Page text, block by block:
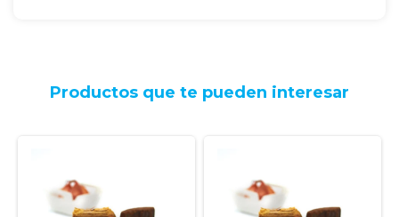
Productos que te pueden interesar